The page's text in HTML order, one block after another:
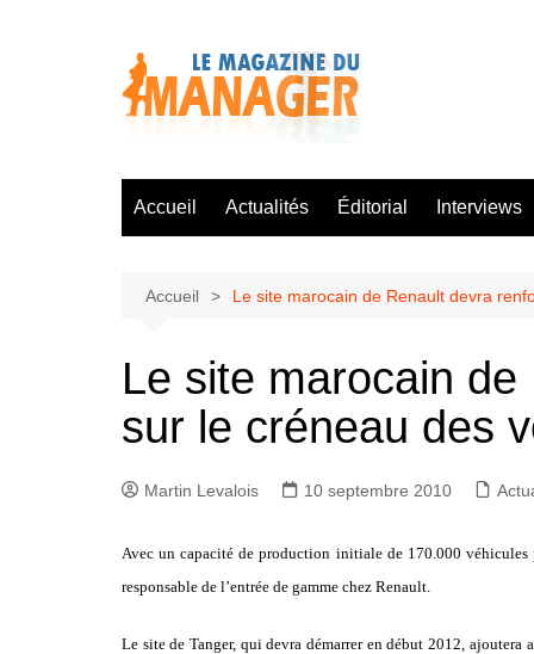
Accueil Actualités Éditorial Interviews
Accueil Le site marocain de Renault devra
Le site marocain
sur le créneau des
Martin Levalois 10 septembre 2010
Avec un capacité de production initiale de 170.000 véhicules
responsable de l’entrée de gamme chez Renault.
Le site de Tanger, qui devra démarrer en début 2012,